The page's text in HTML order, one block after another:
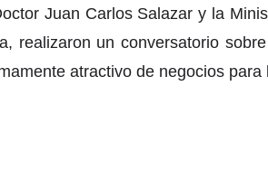
Juan Carlos Salazar y la
realizaron un conversatorio
atractivo de negocios